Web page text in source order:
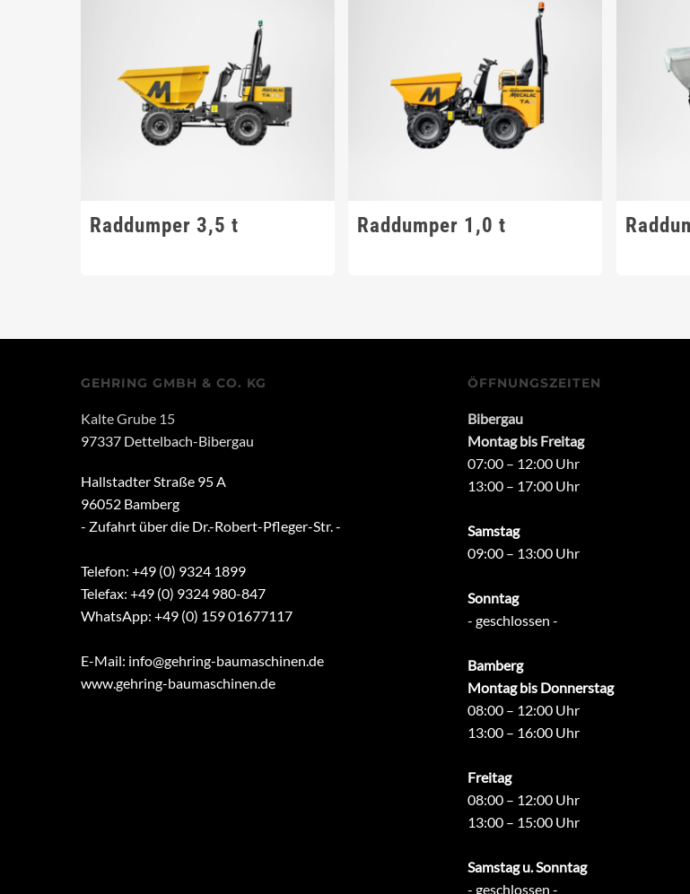
Raddumper 3,5 t Raddumper 1,0 t
GEHRING GMBH & CO. KG
Kalte Grube 15
97337 Dettelbach-Bibergau
Hallstadter Straße 95 A
96052 Bamberg
- Zufahrt über die Dr.-Robert-Pfleger-Str. -
Telefon: +49 (0) 9324 1899
Telefax: +49 (0) 9324 980-847
WhatsApp: +49 (0) 159 01677117
E-Mail: info@gehring-baumaschinen.de
www.gehring-baumaschinen.de
ÖFFNUNGSZEITEN
Bibergau
Montag bis Freitag
07:00 – 12:00 Uhr
13:00 – 17:00 Uhr
Samstag
09:00 – 13:00 Uhr
Sonntag
- geschlossen -
Bamberg
Montag bis Donnerstag
08:00 – 12:00 Uhr
13:00 – 16:00 Uhr
Freitag
08:00 – 12:00 Uhr
13:00 – 15:00 Uhr
Samstag u. Sonntag
- geschlossen -